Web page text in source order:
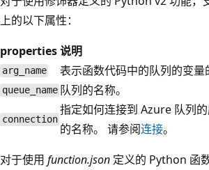
上的以下属性：
properties说明
arg_name 表示函数代码中的队列的变量
queue_name 队列的名称。
connection
指定如何连接到 Azure 队列
的名称。 请参阅连接。
对于使用 function.json 定义的 Python 函